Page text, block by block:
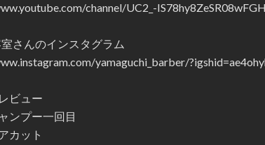
channel/UC2_-
さんのインスタグラム
yamaguchi_barber/
ビュー
ンプー一回目
カット